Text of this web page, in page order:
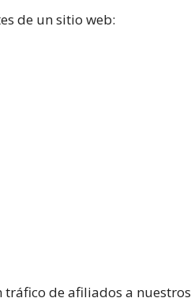
de un sitio web:
de afiliados a nuestros